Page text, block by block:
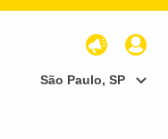
São Paulo, SP